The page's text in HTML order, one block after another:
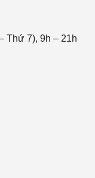
Thứ 7), 9h – 21h